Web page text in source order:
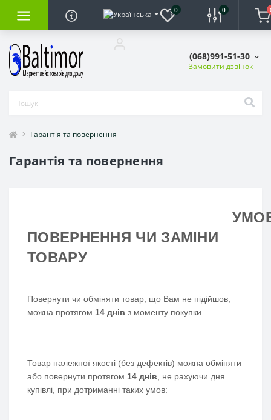
0 0
(068)991-51-30
Замовити дзвінок
Гарантія та повернення
Гарантія та повернення
ПОВЕРНЕННЯ ЧИ ЗАМІНИ
ТОВАРУ
Повернути чи обміняти товар, що Вам не підійшов,
можна протягом 14 днів з моменту покупки
Товар належної якості (без дефектів) можна обміняти
або повернути протягом 14 днів , не рахуючи дня
купівлі, при дотриманні таких умов: